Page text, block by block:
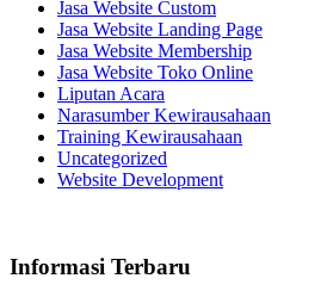
Jasa Website Custom
Jasa Website Landing Page
Jasa Website Membership
Jasa Website Toko Online
Liputan Acara
Narasumber Kewirausahaan
Training Kewirausahaan
Uncategorized
Website Development
Informasi Terbaru